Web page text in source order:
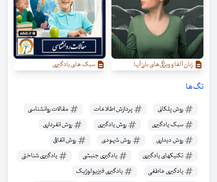
زنان آلفا و ویژگی‌‌های بارز آنها سبک های یادگیری
تگ‌ها
روش پلکانی پردازش اطلاعات
مقالات روانشناسی
سبک یادگیری
روش یادگیری
روش انفرداری
روش دیداری
روش شهودی
روش اتفاقی
تکنیکهای یادگیری
یادگیری جنبشی
یادگیری شناختی
یادگیری عاطفی
یادگیری فیزیولوژیک